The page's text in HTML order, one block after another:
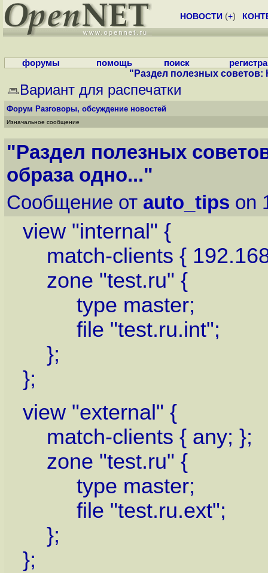
НОВОСТИ (+)
форумы помощь поиск
"Раздел полезных советов:
Вариант для распечатки
Форум Разговоры, обсуждение новостей
Изначальное сообщение
"Раздел полезных
образа одно..."
Сообщение от auto_tips on
view "internal" {
match-clients {
zone "test.ru" {
type master;
file "test.ru.int";
};
};
view "external" {
match-clients { any; };
zone "test.ru" {
type master;
file "test.ru.ext";
};
};